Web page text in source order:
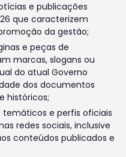
e publicações
que caracterizem
da gestão;
e peças de
marcas, slogans ou
do atual Governo
dos documentos
históricos;
temáticos e perfis oficiais
redes sociais, inclusive
conteúdos publicados e